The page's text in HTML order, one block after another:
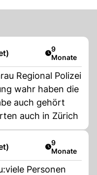
Artikel
9
Monate
haben die
von Polizeier blöde antworten auch in Zürich
Artikel
9
Monate
Personen